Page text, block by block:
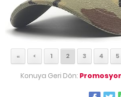
« < 1 2 3 4 5
Konuya Geri Dön: